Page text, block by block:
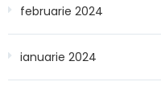
februarie 2024
ianuarie 2024